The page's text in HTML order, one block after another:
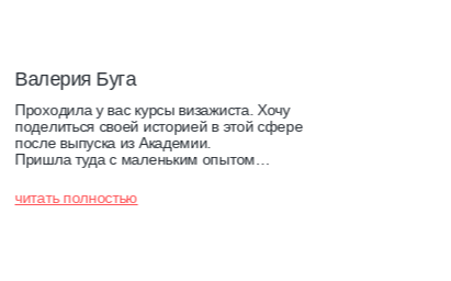
читать полностью
Проходила у вас курсы визажиста. Хочу
поделиться своей историей в этой сфере
после выпуска из Академии.
Пришла туда с маленьким опытом…
Валерия Буга